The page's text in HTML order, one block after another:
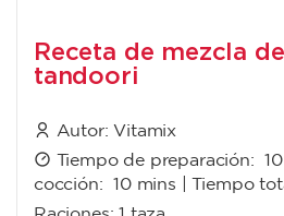
Receta de mezcla
tandoori
Autor: Vitamix
Tiempo de preparación:
cocción:10 mins | Tiempo